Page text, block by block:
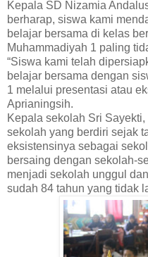
Kepala SD Nizamia
berharap, siswa kami
belajar bersama di kelas
Muhammadiyah 1 paling
“Siswa kami telah
belajar bersama dengan
1 melalui presentasi atau
Aprianingsih.
Kepala sekolah Sri
sekolah yang berdiri sejak
eksistensinya sebagai
bersaing dengan sekolah-
menjadi sekolah unggul
sudah 84 tahun yang tidak